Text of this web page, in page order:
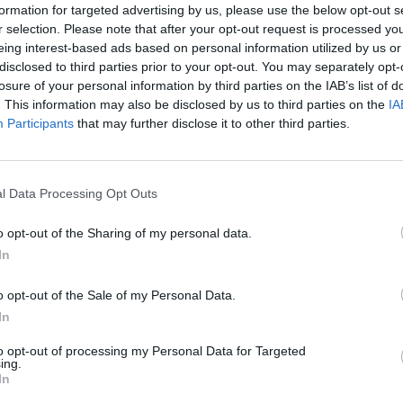
for targeted advertising by us, please use the below opt-out
selection. Please note that after your opt-out request is processed
interest-based ads based on personal information utilized by us
to third parties prior to your opt-out. You may separately
of your personal information by third parties on the IAB’s list of
This information may also be disclosed by us to third parties on the
Participants that may further disclose it to other third parties.
Data Processing Opt Outs
opt-out of the Sharing of my personal data.
opt-out of the Sale of my Personal Data.
opt-out of processing my Personal Data for Targeted
NEWSROOM/22 Ιαν 2021
ΤΕΧΝΟΛΟΓΙΑ
Η Honor καινοτομεί στην
αγορά των smartphones
Δύο νέες τεχνολογίες για έξυπνα κινητά
Honor 20, επαναπροσδιορίζοντας την εμπειρία
NEWSROOM /11 Ιουν 2019
ΔΙΕΘΝΗ
ολογραφικό σχεδιασμό από τη